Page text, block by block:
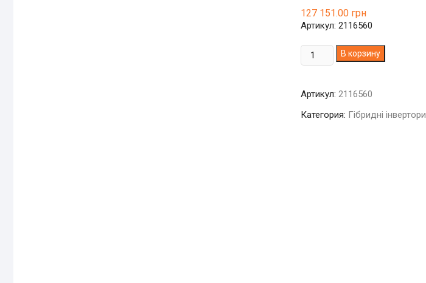
127 151.00 грн
Артикул: 2116560
Количество
товара
низьковольтний
інвертор
В корзину
Артикул: 2116560
Категория: Гібридні інвертори